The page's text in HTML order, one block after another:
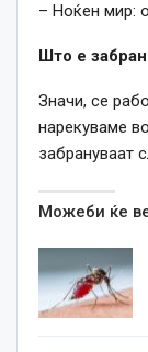
– Ноќен мир:
Што е
Значи, се
нарекуваме
забрануваат
Можеби ќе